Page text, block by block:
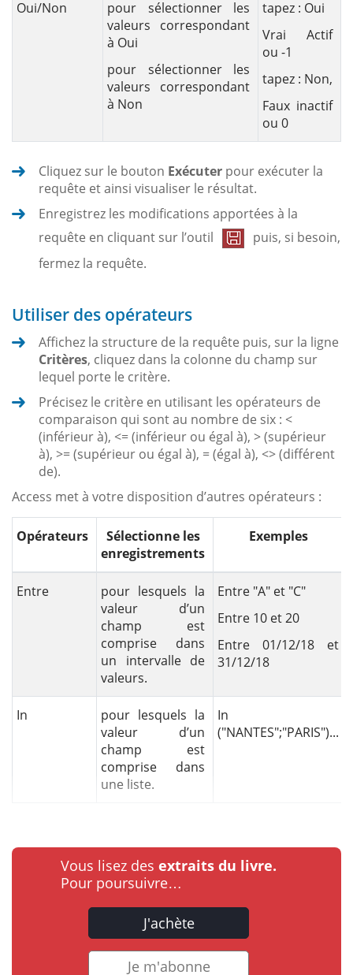
Oui/Non
pour sélectionner les
valeurs correspondant
à Oui
pour sélectionner les
valeurs correspondant
à Non
tapez : Oui
Vrai Actif
ou -1
tapez : Non,
Faux inactif
ou 0
Cliquez sur le bouton Exécuter pour exécuter la
requête et ainsi visualiser le résultat.
Enregistrez les modifications apportées à la
requête en cliquant sur l’outil
puis, si besoin,
fermez la requête.
Utiliser des opérateurs
Affichez la structure de la requête puis, sur la ligne
Critères, cliquez dans la colonne du champ sur
lequel porte le critère.
Précisez le critère en utilisant les opérateurs de
comparaison qui sont au nombre de six : <
(inférieur à), <= (inférieur ou égal à), > (supérieur
à), >= (supérieur ou égal à), = (égal à), <> (différent
de).
Access met à votre disposition d’autres opérateurs :
Opérateurs
Sélectionne les
enregistrements
Exemples
Entre
pour lesquels la
valeur d’un
champ est
comprise dans
un intervalle de
valeurs.
Entre "A" et "C"
Entre 10 et 20
Entre 01/12/18 et
31/12/18
In
pour lesquels la
valeur d’un
champ est
comprise dans
une liste.
In
("NANTES";"PARIS")...
Vous lisez des extraits du livre.
Pour poursuivre…
J'achète
Je m'abonne